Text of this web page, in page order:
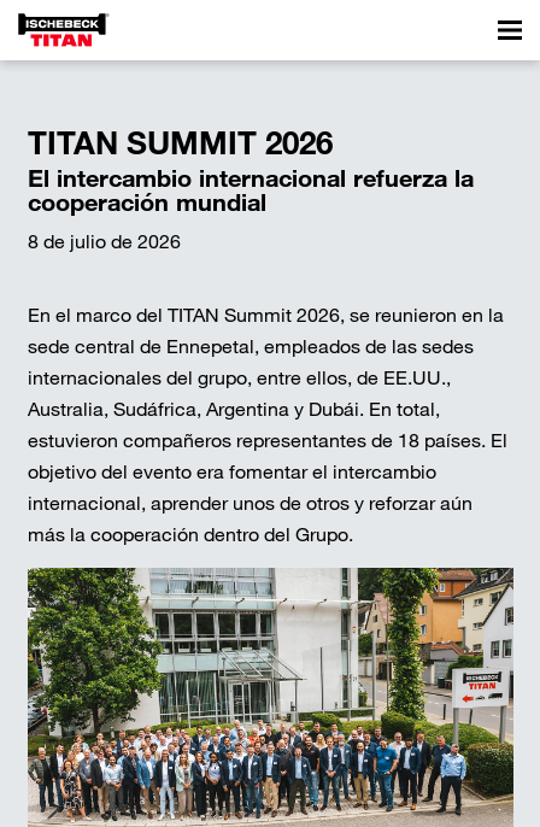
TITAN SUMMIT 2026
El intercambio internacional refuerza la
cooperación mundial
8 de julio de 2026
En el marco del TITAN Summit 2026, se reunieron en la
sede central de Ennepetal, empleados de las sedes
internacionales del grupo, entre ellos, de EE.UU.,
Australia, Sudáfrica, Argentina y Dubái. En total,
estuvieron compañeros representantes de 18 países. El
objetivo del evento era fomentar el intercambio
internacional, aprender unos de otros y reforzar aún
más la cooperación dentro del Grupo.